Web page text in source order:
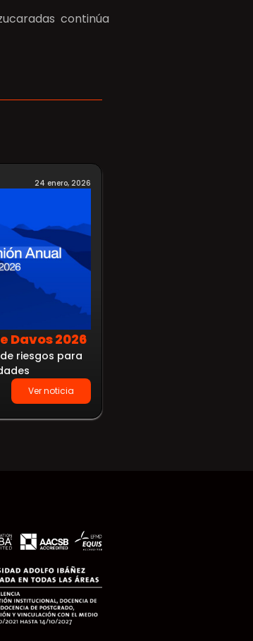
continúa
24 enero, 2026
Davos 2026
riesgos para
Ver noticia